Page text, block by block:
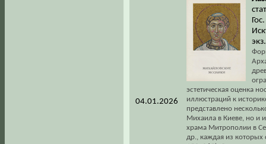
04.01.2026
экз.
эстетическая оценка
иллюстраций к
представлено
Михаила в Киеве, но и
храма Митрополии в
др., каждая из